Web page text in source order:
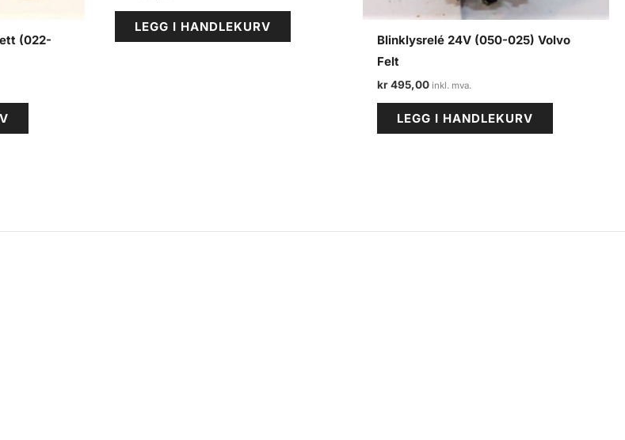
(022-
LEGG I HANDLEKURV
Blinklysrelé 24V (050-025) Volvo
Felt
kr495,00
LEGG I HANDLEKURV